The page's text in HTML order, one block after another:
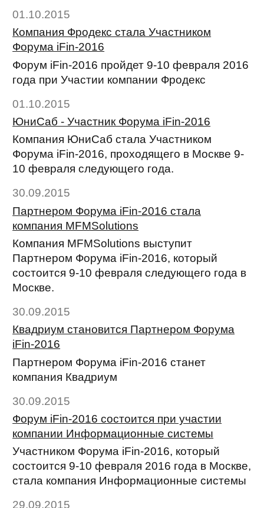
01.10.2015
Компания Фродекс стала Участником
Форума iFin-2016
Форум iFin-2016 пройдет 9-10 февраля 2016
года при Участии компании Фродекс
01.10.2015
ЮниСаб - Участник Форума iFin-2016
Компания ЮниСаб стала Участником
Форума iFin-2016, проходящего в Москве 9-
10 февраля следующего года.
30.09.2015
Партнером Форума iFin-2016 стала
компания MFMSolutions
Компания MFMSolutions выступит
Партнером Форума iFin-2016, который
состоится 9-10 февраля следующего года в
Москве.
30.09.2015
Квадриум становится Партнером Форума
iFin-2016
Партнером Форума iFin-2016 станет
компания Квадриум
30.09.2015
Форум iFin-2016 состоится при участии
компании Информационные системы
Участником Форума iFin-2016, который
состоится 9-10 февраля 2016 года в Москве,
стала компания Информационные системы
29.09.2015